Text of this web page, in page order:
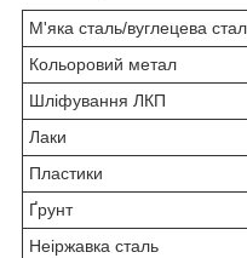
М'яка сталь/вуглецева
Кольоровий метал
Шліфування ЛКП
Лаки
Пластики
Ґрунт
Неіржавка сталь